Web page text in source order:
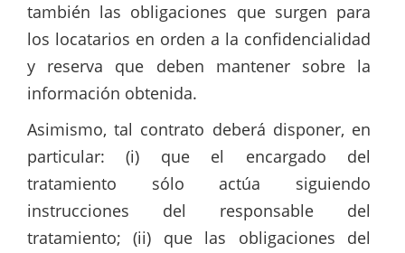
también las obligaciones que surgen para
los locatarios en orden a la confidencialidad
y reserva que deben mantener sobre la
información obtenida.
Asimismo, tal contrato deberá disponer, en
particular: (i) que el encargado del
tratamiento sólo actúa siguiendo
instrucciones del responsable del
tratamiento; (ii) que las obligaciones del